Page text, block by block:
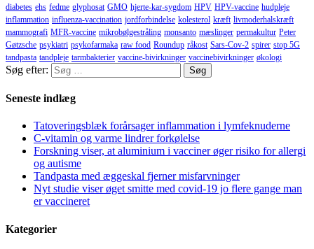
diabetes ehs fedme glyphosat GMO hjerte-kar-sygdom HPV HPV-vaccine hudpleje
inflammation influenza-vaccination jordforbindelse kolesterol kræft livmoderhalskræft
mammografi MFR-vaccine mikrobølgestråling monsanto mæslinger permakultur Peter
Gøtzsche psykiatri psykofarmaka raw food Roundup råkost Sars-Cov-2 spirer stop 5G
tandpasta tandpleje tarmbakterier vaccine-bivirkninger vaccinebivirkninger økologi
Søg efter:
Seneste indlæg
Tatoveringsblæk forårsager inflammation i lymfeknuderne
C-vitamin og varme lindrer forkølelse
Forskning viser, at aluminium i vacciner øger risiko for allergi
og autisme
Tandpasta med æggeskal fjerner misfarvninger
Nyt studie viser øget smitte med covid-19 jo flere gange man
er vaccineret
Kategorier